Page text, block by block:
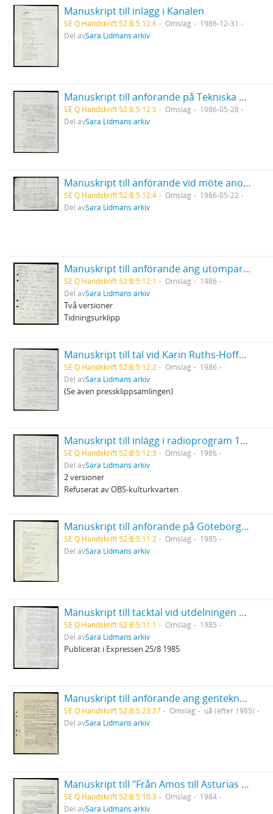
Manuskript till inlägg i Kanalen
SE Q Handskrift 52:B:5:12:6 Omslag
1986-12-31
Del avSara Lidmans arkiv
Manuskript till anförande på Tekniska högskolans konferens i Luleå
SE Q Handskrift 52:B:5:12:5 Omslag
1986-05-28
Del avSara Lidmans arkiv
Manuskript till anförande vid möte anordnat av Folkkampanjen mot kärnkraft, Umeå
SE Q Handskrift 52:B:5:12:4 Omslag
1986-05-22
Del avSara Lidmans arkiv
Manuskript till anförande ang utomparlamentariska aktioner (stoppa gifttågen)
SE Q Handskrift 52:B:5:12:1 Omslag
1986
Del avSara Lidmans arkiv
Två versioner
Tidningsurklipp
Manuskript till tal vid Karin Ruths-Hoffmans bår
SE Q Handskrift 52:B:5:12:2 Omslag
1986
Del avSara Lidmans arkiv
(Se även pressklippsamlingen)
Manuskript till inlägg i radioprogram 19/3 1986
SE Q Handskrift 52:B:5:12:3 Omslag
1986
Del avSara Lidmans arkiv
2 versioner
Refuserat av OBS-kulturkvarten
Manuskript till anförande på Göteborgs stadsteaters soaré till stöd för ANC
SE Q Handskrift 52:B:5:11:2 Omslag
1985
Del avSara Lidmans arkiv
Manuskript till tacktal vid utdelningen av Selma Lagerlöfs litteraturpris
SE Q Handskrift 52:B:5:11:1 Omslag
1985
Del avSara Lidmans arkiv
Publicerat i Expressen 25/8 1985
Manuskript till anförande ang genteknologi
SE Q Handskrift 52:B:5:23:37 Omslag
uå (efter 1985)
Del avSara Lidmans arkiv
Manuskript till "Från Amos till Asturias - några tankar om rättvisa, kärlek och död.
SE Q Handskrift 52:B:5:10:3 Omslag
1984
Del avSara Lidmans arkiv